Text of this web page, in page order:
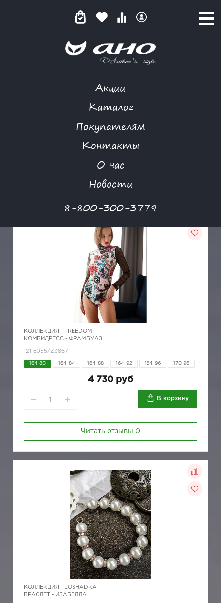
Акции
Каталог
Покупателям
Контакты
О нас
Новости
8-800-300-3779
КАТАЛОГ ТОВАРОВ
КОЛЛЕКЦИЯ - FREEDOM
КОМБИДРЕСС - ФРАМБУАЗ
121-8055/Z3867
164-80 164-84 164-88 164-92 164-96 170-96
4 730 руб
В корзину
Читать отзывы 0
КОЛЛЕКЦИЯ - LOSHADKA
БРАСЛЕТ - ИЗАБЕЛЛА